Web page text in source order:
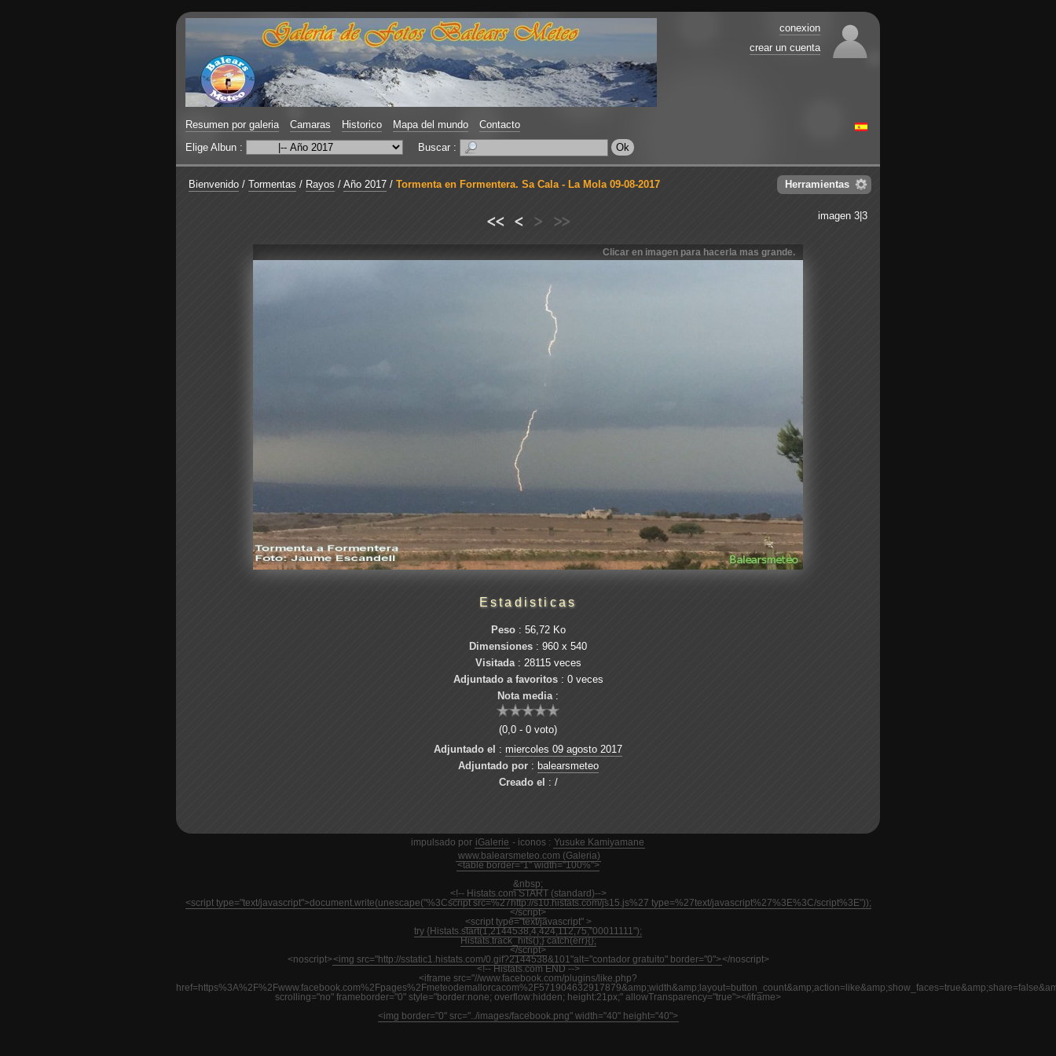
conexion
crear un cuenta
Resumen por galeria Camaras Historico Mapa del mundo
Contacto
Elige Albun :
Buscar :
Herramientas
Bienvenido / Tormentas / Rayos / Año 2017 / Tormenta en Formentera. Sa Cala - La Mola 09-08-2017
imagen 3|3
<< < > >>
Clicar en imagen para hacerla mas grande.
Estadisticas
Peso: 56,72 Ko
Dimensiones : 960 x 540
Visitada: 28115 veces
Adjuntado a favoritos: 0 veces
Nota media:
(0,0 - 0 voto)
Adjuntado el : miercoles 09 agosto 2017
Adjuntado por: balearsmeteo
Creado el : /
impulsado por iGalerie - iconos : Yusuke Kamiyamane
www.balearsmeteo.com (Galeria)
<table border="1" width="100%">
&nbsp;
<!-- Histats.com START (standard)-->
<script type="text/javascript">document.write(unescape("%3Cscript src=%27http://s10.histats.com/js15.js%27 type=%27text/javascript%27%3E%3C/script%3E"));
</script>
<script type="text/javascript" >
try {Histats.start(1,2144538,4,424,112,75,"00011111");
Histats.track_hits();} catch(err){};
</script>
<noscript><img src="http://sstatic1.histats.com/0.gif?2144538&101"alt="contador gratuito" border="0"></noscript>
<!-- Histats.com END -->
<iframe src="//www.facebook.com/plugins/like.php?
scrolling="no" frameborder="0" style="border:none; overflow:hidden; height:21px;" allowTransparency="true"></iframe>
<img border="0" src="../images/facebook.png" width="40" height="40">